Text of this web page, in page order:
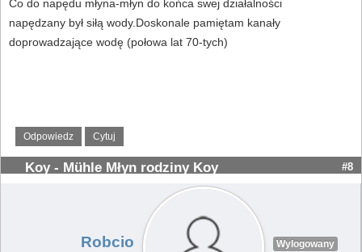
Co do napędu młyna-młyn do końca swej działalności
napędzany był siłą wody.Doskonale pamiętam kanały
doprowadzające wodę (połowa lat 70-tych)
Odpowiedz Cytuj
Koy - Mühle Młyn rodziny Koy #8
Robcio Wylogowany